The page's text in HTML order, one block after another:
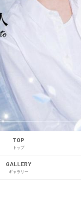
TOP
トップ
GALLERY
ギャラリー